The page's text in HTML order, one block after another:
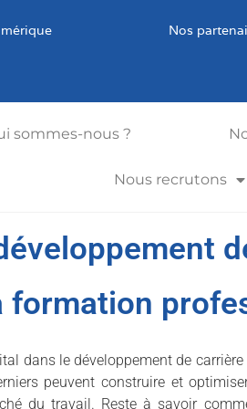
Nos
sommes-nous ?
Nous recrutons
formation
dans le développement de carrière
peuvent construire et
du travail. Reste à savoir